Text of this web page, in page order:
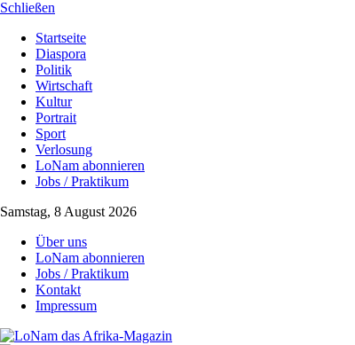
Schließen
Startseite
Diaspora
Politik
Wirtschaft
Kultur
Portrait
Sport
Verlosung
LoNam abonnieren
Jobs / Praktikum
Samstag, 8 August 2026
Über uns
LoNam abonnieren
Jobs / Praktikum
Kontakt
Impressum